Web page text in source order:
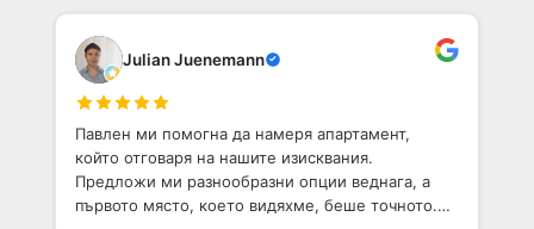
Julian Juenemann
Павлен ми помогна да намеря апартамент,
който отговаря на нашите изисквания.
Предложи ми разнообразни опции веднага, а
първото място, което видяхме, беше точното.